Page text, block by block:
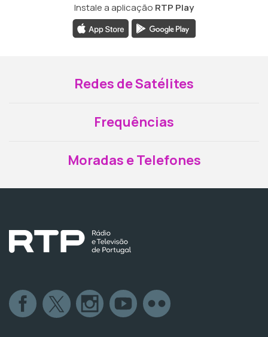
Instale a aplicação RTP Play
Redes de Satélites
Frequências
Moradas e Telefones